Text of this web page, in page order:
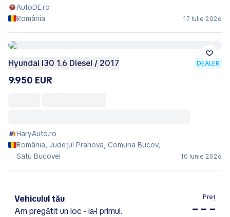
AutoDE.ro
România
17 Iulie 2026
Hyundai I30 1.6 Diesel / 2017 DEALER
9.950 EUR
HaryAuto.ro
România, Județul Prahova, Comuna Bucov,
Satu Bucovei
10 Iunie 2026
Vehiculul tău
Am pregătit un loc - ia-l primul.
Preț
– – –